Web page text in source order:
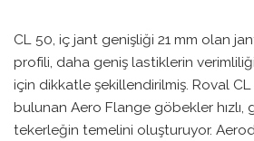
CL 50, iç jant genişliği 21 mm olan
profili, daha geniş lastiklerin
için dikkatle şekillendirilmiş. Roval
bulunan Aero Flange göbekler hızlı,
tekerleğin temelini oluşturuyor.